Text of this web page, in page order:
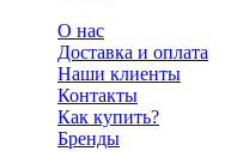
О нас
Доставка и оплата
Наши клиенты
Контакты
Как купить?
Бренды